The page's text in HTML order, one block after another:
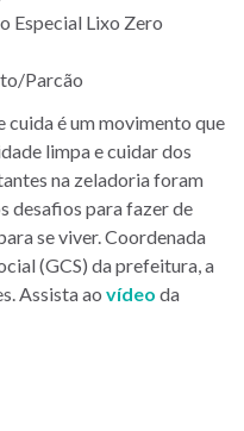
Especial Lixo Zero
Parcão
cuida é um movimento que
limpa e cuidar dos
na zeladoria foram
desafios para fazer de
se viver. Coordenada
(GCS) da prefeitura, a
Assista ao vídeo da